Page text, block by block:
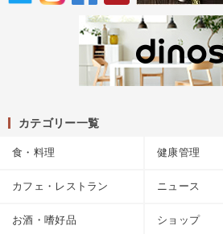
カテゴリー一覧
食・料理 健康管理
カフェ・レストラン ニュース
お酒・嗜好品 ショップ